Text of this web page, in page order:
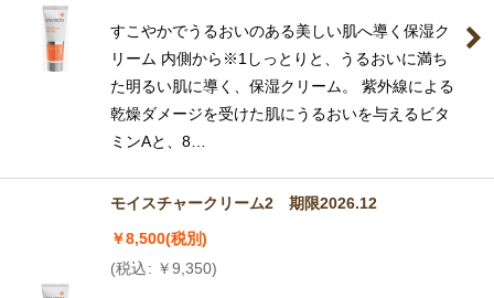
すこやかでうるおいのある美しい肌へ導く保湿ク
リーム 内側から※1しっとりと、うるおいに満ち
た明るい肌に導く、保湿クリーム。 紫外線による
乾燥ダメージを受けた肌にうるおいを与えるビタ
ミンAと、8…
モイスチャークリーム2 期限2026.12
￥8,500(税別)
(税込: ￥9,350)